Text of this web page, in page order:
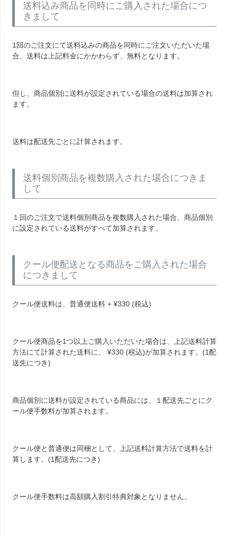
送料込み商品を同時にご購入された場合につ
きまして
1回のご注文にて送料込みの商品を同時にご注文いただいた場
合、送料は上記料金にかかわらず、無料となります。
但し、商品個別に送料が設定されている場合の送料は加算され
ます。
送料は配送先ごとに計算されます。
送料個別商品を複数購入された場合につきま
して
１回のご注文で送料個別商品を複数購入された場合、商品個別
に設定されている送料がすべて加算されます。
クール便配送となる商品をご購入された場合
につきまして
クール便送料は、普通便送料 + ¥330 (税込)
クール便商品を1つ以上ご購入いただいた場合は、上記送料計算
方法にて計算された送料に、 ¥330 (税込)が加算されます。(1配
送先につき)
商品個別に送料が設定されている商品には、１配送先ごとにク
ール便手数料が加算されます。
クール便と普通便は同梱として、上記送料計算方法で送料を計
算します。(1配送先につき)
クール便手数料は高額購入割引特典対象となりません。